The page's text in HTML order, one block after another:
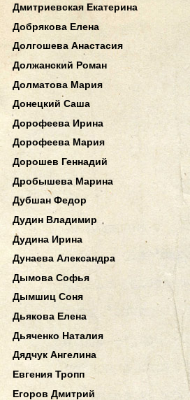
Дмитриевская Екатерина
Добрякова Елена
Долгошева Анастасия
Должанский Роман
Долматова Мария
Донецкий Саша
Дорофеева Ирина
Дорофеева Мария
Дорошев Геннадий
Дробышева Марина
Дубшан Федор
Дудин Владимир
Дудина Ирина
Дунаева Александра
Дымова Софья
Дымшиц Соня
Дьякова Елена
Дьяченко Наталия
Дядчук Ангелина
Евгения Тропп
Егоров Дмитрий